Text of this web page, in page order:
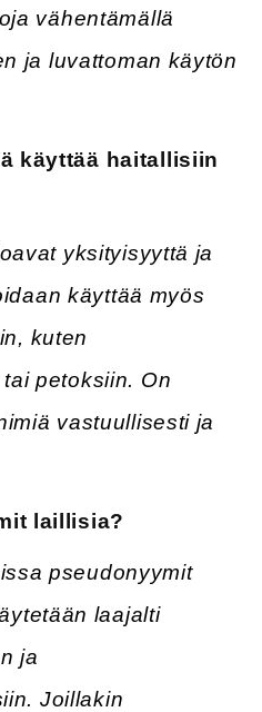
vähentämällä
ja luvattoman käytön
käyttää haitallisiin
yksityisyyttä ja
käyttää myös
kuten
petoksiin. On
vastuullisesti ja
laillisia?
pseudonyymit
laajalti
ja
Joillakin